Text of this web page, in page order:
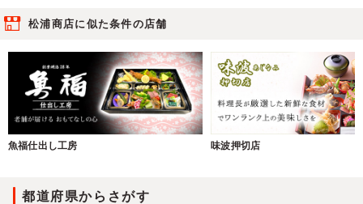
松浦商店に似た条件の店舗
魚福仕出し工房 味波押切店
都道府県からさがす